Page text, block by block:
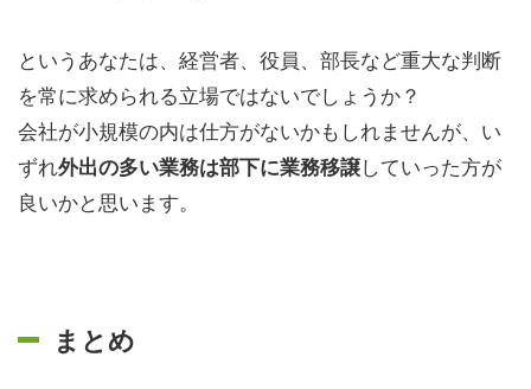
というあなたは、経営者、役員、部長など重大な判断
を常に求められる立場ではないでしょうか？
会社が小規模の内は仕方がないかもしれませんが、い
ずれ外出の多い業務は部下に業務移譲していった方が
良いかと思います。
まとめ